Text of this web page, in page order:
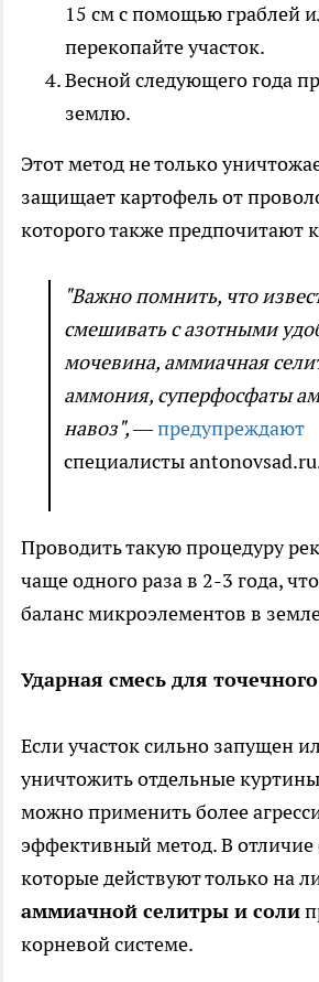
15 см с помощью граблей
перекопайте участок.
Весной следующего года
землю.
Этот метод не только
защищает картофель от
которого также предпочитают
"Важно помнить, что
смешивать с азотными
мочевина, аммиачная
аммония, суперфосфаты
навоз",—предупреждают
специалисты
Проводить такую процедуру
чаще одного раза в 2-3 года,
баланс микроэлементов в
Ударная смесь для
Если участок сильно запущен
уничтожить отдельные
можно применить более
эффективный метод. В отличие
которые действуют только на
аммиачной селитры и соли
корневой системе.